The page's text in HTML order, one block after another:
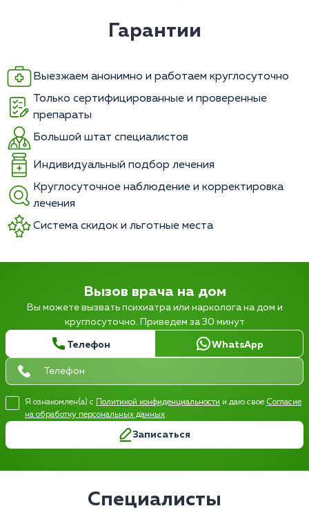
Гарантии
Выезжаем анонимно и работаем круглосуточно
Только сертифицированные и проверенные
препараты
Большой штат специалистов
Индивидуальный подбор лечения
Круглосуточное наблюдение и корректировка
лечения
Система скидок и льготные места
Вызов врача на дом
Вы можете вызвать психиатра или нарколога на дом и
круглосуточно. Приведем за 30 минут
Телефон WhatsApp
Я ознакомлен(а) с Политикой конфиденциальности и даю свое Согласие
на обработку персональных данных
Записаться
Специалисты